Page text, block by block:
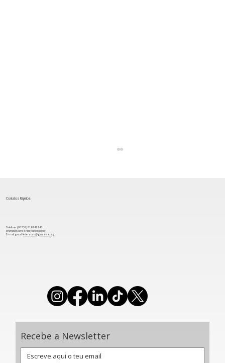
de Oradea
Recebe a Newsletter
Contatos Rápidos
Telefone: (00 351) 218 141 145
(chamada para a rede fixa nacional)
​E-mail geral:federacao@ginastica.org